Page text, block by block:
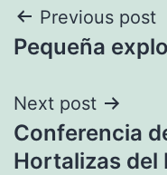
de
entradas
Previous post
Pequeña
Next post
Conferencia
Hortalizas del